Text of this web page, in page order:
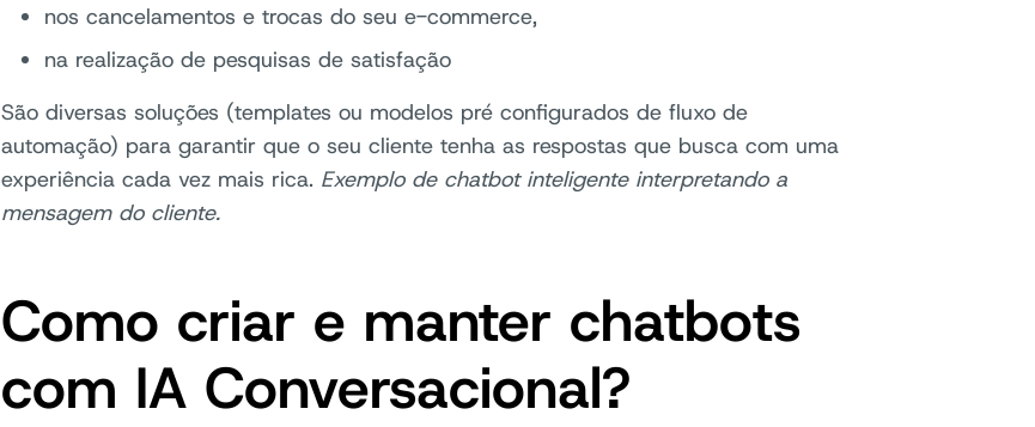
nos cancelamentos e trocas do seu e-commerce,
na realização de pesquisas de satisfação
São diversas soluções (templates ou modelos pré configurados de fluxo de
automação) para garantir que o seu cliente tenha as respostas que busca com uma
experiência cada vez mais rica. Exemplo de chatbot inteligente interpretando a
mensagem do cliente.
Como criar e manter chatbots
com IA Conversacional?